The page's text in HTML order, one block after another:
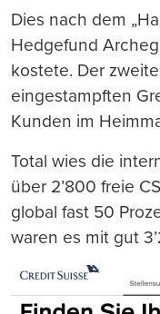
Dies nach dem
Hedgefund
kostete. Der
eingestampften
Kunden im
Total wies die
über 2’800 freie
global fast 50
waren es mit gut